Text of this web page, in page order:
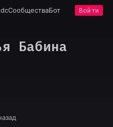
СообществаБот Войти
Бабина